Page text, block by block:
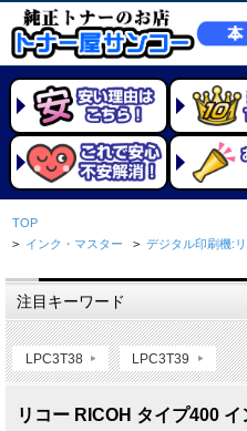
TOP
> インク・マスター > デジタル印刷機:
注目キーワード
LPC3T38 LPC3T39
リコー RICOH タイプ400